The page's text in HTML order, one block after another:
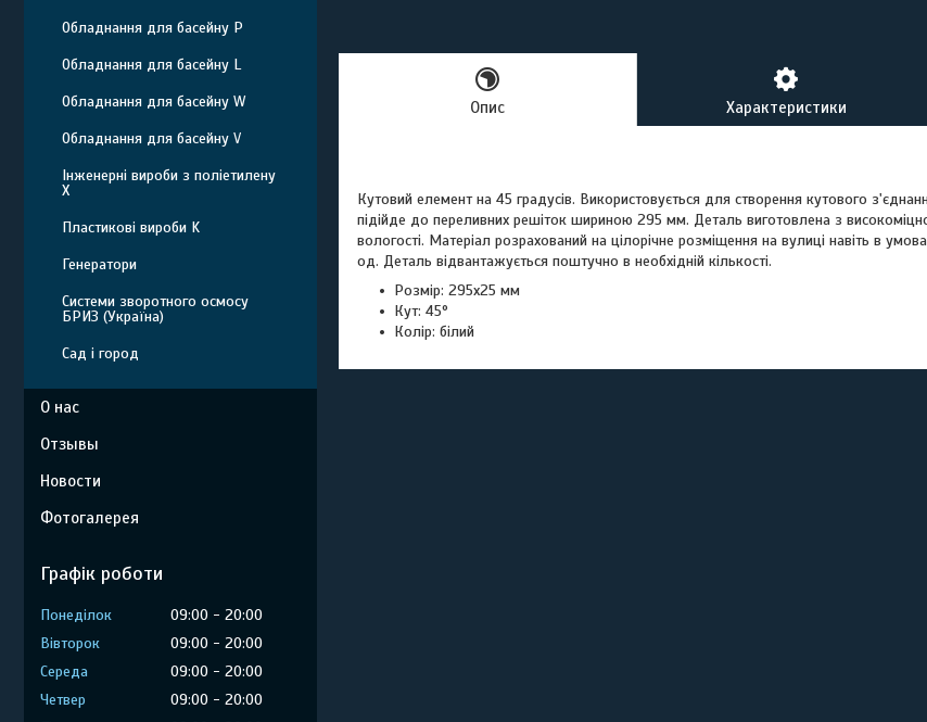
Опис Характеристики
Кутовий елемент на 45 градусів. Використовується для створення кутового
підійде до переливних решіток шириною 295 мм. Деталь виготовлена з
вологості. Матеріал розрахований на цілорічне розміщення на вулиці навіть в
од. Деталь відвантажується поштучно в необхідній кількості.
Розмір: 295х25 мм
Кут: 45°
Колір: білий
Обладнання для басейну P
Обладнання для басейну L
Обладнання для басейну W
Обладнання для басейну V
Інженерні вироби з поліетилену
Х
Пластикові вироби K
Генератори
Системи зворотного осмосу
БРИЗ (Україна)
Сад і город
О нас
Отзывы
Новости
Фотогалерея
Графік роботи
Понеділок 09:00
20:00
Вівторок
09:00
20:00
Середа
09:00
20:00
Четвер
09:00
20:00